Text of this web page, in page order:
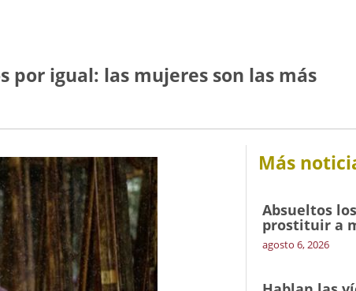
por igual: las mujeres son las más
Más
Absueltos
prostituir a
agosto 6, 2026